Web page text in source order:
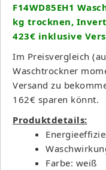
F14WD85EH1
kg trocknen,
423€ inklusive
Im Preisvergleich
Waschtrockner
Versand zu
162€ sparen könnt.
Produktdetails:
Farbe: weiß